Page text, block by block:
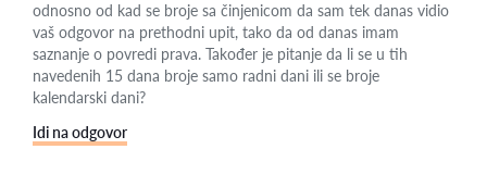
odnosno od kad se broje sa činjenicom da sam tek danas vidio
vaš odgovor na prethodni upit, tako da od danas imam
saznanje o povredi prava. Također je pitanje da li se u tih
navedenih 15 dana broje samo radni dani ili se broje
kalendarski dani?
Idi na odgovor